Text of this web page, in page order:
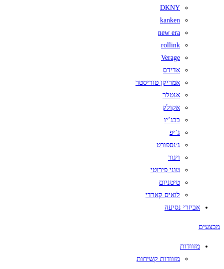
DKNY
kanken
new era
rollink
Verage
אדידס
אמריקן טוריסטר
אנטלר
אקולק
בבג’יו
ג’יפ
ג׳נספורט
ויגור
טוני פירוטי
טיטניום
לואיס קארדי
אביזרי נסיעה
מבצעים
מזוודות
מזוודות קשיחות